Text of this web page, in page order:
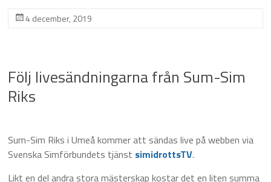
4 december, 2019
Följ livesändningarna från Sum-Sim
Riks
Sum-Sim Riks i Umeå kommer att sändas live på webben via
Svenska Simförbundets tjänst simidrottsTV.
Likt en del andra stora mästerskap kostar det en liten summa